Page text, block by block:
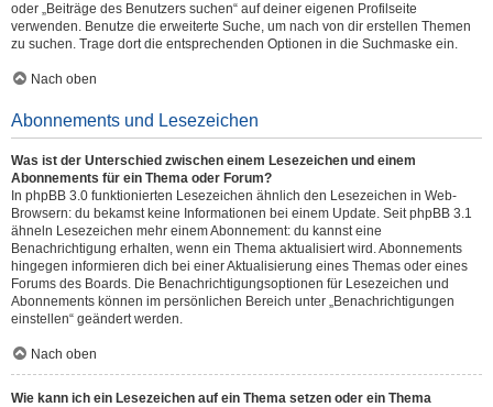
oder „Beiträge des Benutzers suchen“ auf deiner eigenen Profilseite
verwenden. Benutze die erweiterte Suche, um nach von dir erstellen Themen
zu suchen. Trage dort die entsprechenden Optionen in die Suchmaske ein.
Nach oben
Abonnements und Lesezeichen
Was ist der Unterschied zwischen einem Lesezeichen und einem
Abonnements für ein Thema oder Forum?
In phpBB 3.0 funktionierten Lesezeichen ähnlich den Lesezeichen in Web-
Browsern: du bekamst keine Informationen bei einem Update. Seit phpBB 3.1
ähneln Lesezeichen mehr einem Abonnement: du kannst eine
Benachrichtigung erhalten, wenn ein Thema aktualisiert wird. Abonnements
hingegen informieren dich bei einer Aktualisierung eines Themas oder eines
Forums des Boards. Die Benachrichtigungsoptionen für Lesezeichen und
Abonnements können im persönlichen Bereich unter „Benachrichtigungen
einstellen“ geändert werden.
Nach oben
Wie kann ich ein Lesezeichen auf ein Thema setzen oder ein Thema